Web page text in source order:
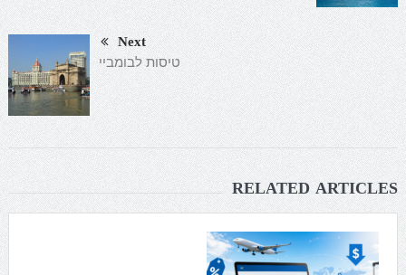
Next
טיסות לבומביי
RELATED ARTICLES